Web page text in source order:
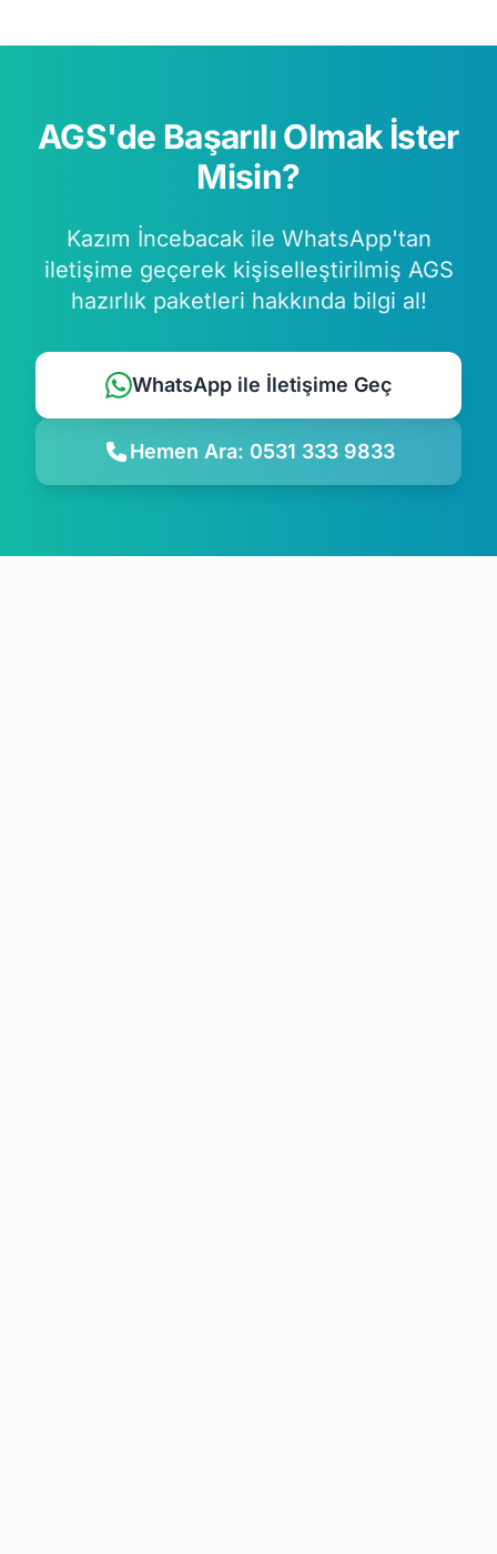
AGS'de Başarılı Olmak İster
Misin?
Kazım İncebacak ile WhatsApp'tan
iletişime geçerek kişiselleştirilmiş AGS
hazırlık paketleri hakkında bilgi al!
WhatsApp ile İletişime Geç
Hemen Ara: 0531 333 9833